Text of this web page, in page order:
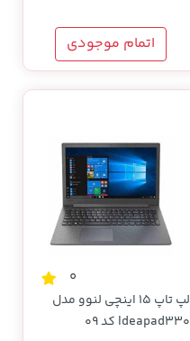
اتمام موجودی
0
لپ تاپ 15 اینچی لنوو مدل
Ideapad330 کد 09